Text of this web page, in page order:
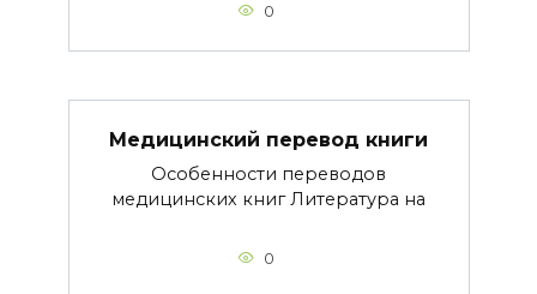
0
Медицинский перевод книги
Особенности переводов
медицинских книг Литература на
0